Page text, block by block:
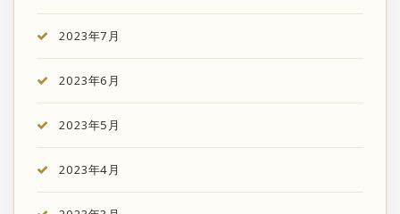
2023年7月
2023年6月
2023年5月
2023年4月